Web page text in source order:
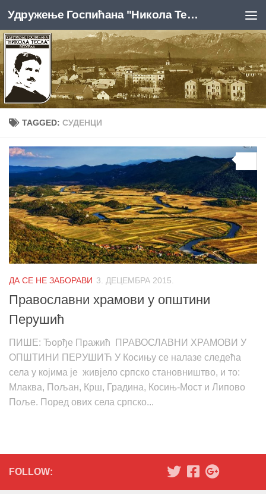
Skip to content Удружење Госпићана "Никола Тесла", Београд
TAGGED: СУДЕНЦИ
ДА СЕ НЕ ЗАБОРАВИ 3. ДЕЦЕМБРА 2015.
Православни храмови у општини
Перушић
ПИШЕ: Ђорђе Пражић ПРАВОСЛАВНИ ХРАМОВИ У
ОПШТИНИ ПЕРУШИЋ У Косињу се налазе следећа
села у којима је живјело српско становништво, и то:
Млаква, Пољан, Крш, Градина, Косињ-Мост и Липово
Поље. Поред ових села српско...
FOLLOW: